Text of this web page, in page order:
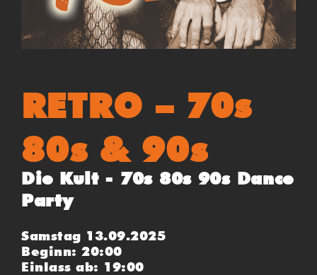
RETRO – 70s
80s & 90s
Die Kult - 70s 80s 90s Dance
Party
Samstag 13.09.2025
Beginn: 20:00
Einlass ab: 19:00